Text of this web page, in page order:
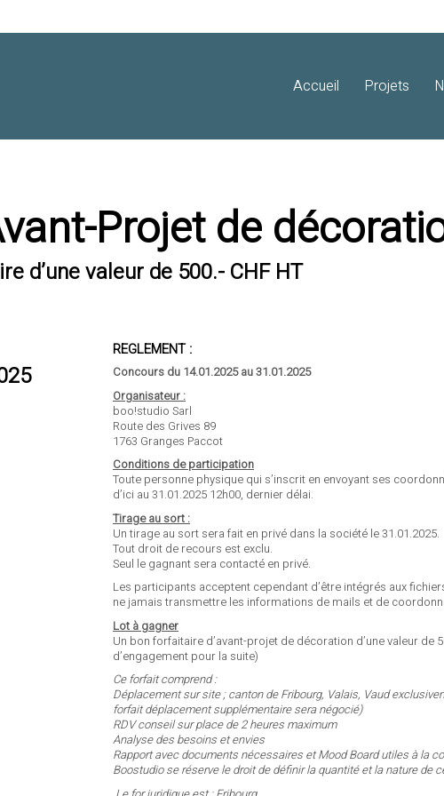
Accueil Projets
Projet de
d’une valeur de 500.- CHF HT
REGLEMENT :
Concours du 14.01.2025 au 31.01.2025
Organisateur :
boo!studio Sarl
Route des Grives 89
1763 Granges Paccot
Conditions de participation
Toute personne physique qui s’inscrit en envoyant ses
d’ici au 31.01.2025 12h00, dernier délai.
Tirage au sort :
Un tirage au sort sera fait en privé dans la société le 31.01.2025.
Tout droit de recours est exclu.
Seul le gagnant sera contacté en privé.
Les participants acceptent cependant d’être intégrés aux
ne jamais transmettre les informations de mails et de
Lot à gagner
Un bon forfaitaire d’avant-projet de décoration d’une valeur de
d’engagement pour la suite)
Ce forfait comprend :
Déplacement sur site ; canton de Fribourg, Valais, Vaud
forfait déplacement supplémentaire sera négocié)
RDV conseil sur place de 2 heures maximum
Analyse des besoins et envies
Rapport avec documents nécessaires et Mood Board utiles à la
Boostudio se réserve le droit de définir la quantité et la nature de